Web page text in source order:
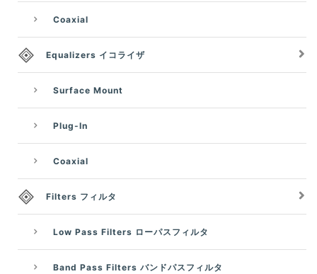
Coaxial
Equalizers イコライザ
Surface Mount
Plug-In
Coaxial
Filters フィルタ
Low Pass Filters ローパスフィルタ
Band Pass Filters バンドパスフィルタ